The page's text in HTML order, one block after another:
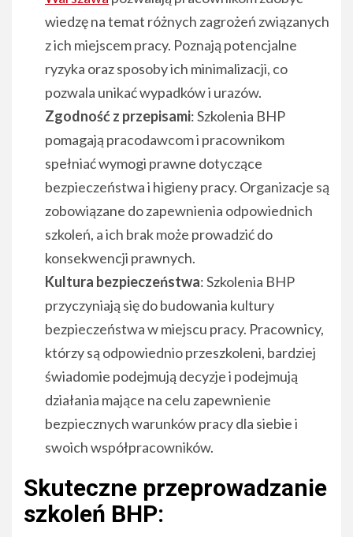
wiedzę na temat różnych zagrożeń związanych
z ich miejscem pracy. Poznają potencjalne
ryzyka oraz sposoby ich minimalizacji, co
pozwala unikać wypadków i urazów.
Zgodność z przepisami: Szkolenia BHP
pomagają pracodawcom i pracownikom
spełniać wymogi prawne dotyczące
bezpieczeństwa i higieny pracy. Organizacje są
zobowiązane do zapewnienia odpowiednich
szkoleń, a ich brak może prowadzić do
konsekwencji prawnych.
Kultura bezpieczeństwa: Szkolenia BHP
przyczyniają się do budowania kultury
bezpieczeństwa w miejscu pracy. Pracownicy,
którzy są odpowiednio przeszkoleni, bardziej
świadomie podejmują decyzje i podejmują
działania mające na celu zapewnienie
bezpiecznych warunków pracy dla siebie i
swoich współpracowników.
Skuteczne przeprowadzanie
szkoleń BHP: